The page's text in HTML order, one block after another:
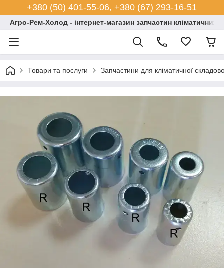
+380 (50) 401-55-06, +380 (67) 293-16-51
Агро-Рем-Холод - інтернет-магазин запчастин кліматичних
Товари та послуги Запчастини для кліматичної